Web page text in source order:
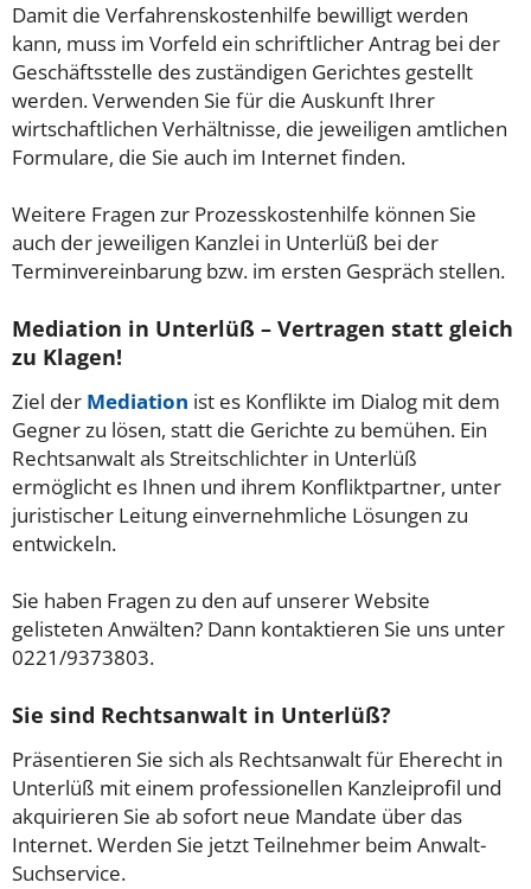
Damit die Verfahrenskostenhilfe bewilligt werden
kann, muss im Vorfeld ein schriftlicher Antrag bei der
Geschäftsstelle des zuständigen Gerichtes gestellt
werden. Verwenden Sie für die Auskunft Ihrer
wirtschaftlichen Verhältnisse, die jeweiligen amtlichen
Formulare, die Sie auch im Internet finden.
Weitere Fragen zur Prozesskostenhilfe können Sie
auch der jeweiligen Kanzlei in Unterlüß bei der
Terminvereinbarung bzw. im ersten Gespräch stellen.
Mediation in Unterlüß – Vertragen statt gleich
zu Klagen!
Ziel der Mediation ist es Konflikte im Dialog mit dem
Gegner zu lösen, statt die Gerichte zu bemühen. Ein
Rechtsanwalt als Streitschlichter in Unterlüß
ermöglicht es Ihnen und ihrem Konfliktpartner, unter
juristischer Leitung einvernehmliche Lösungen zu
entwickeln.
Sie haben Fragen zu den auf unserer Website
gelisteten Anwälten? Dann kontaktieren Sie uns unter
0221/9373803.
Sie sind Rechtsanwalt in Unterlüß?
Präsentieren Sie sich als Rechtsanwalt für Eherecht in
Unterlüß mit einem professionellen Kanzleiprofil und
akquirieren Sie ab sofort neue Mandate über das
Internet. Werden Sie jetzt Teilnehmer beim Anwalt-
Suchservice.